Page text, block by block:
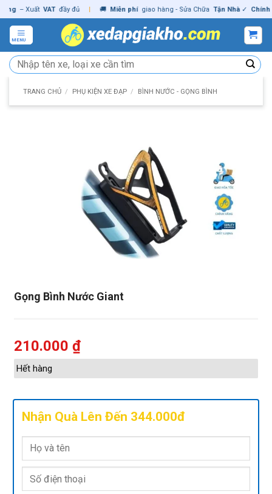
Skip
to
content
– Xuất VAT đầy đủ | 🚚 Miễn phí giao hàng - Sửa Chữa Tận Nhà ✓ Chính hãng
MENU
Tìm
kiếm:
TRANG CHỦ / PHỤ KIỆN XE ĐẠP / BÌNH NƯỚC - GỌNG BÌNH
Gọng Bình Nước Giant
210.000 ₫
Hết hàng
Nhận Quà Lên Đến 344.000đ